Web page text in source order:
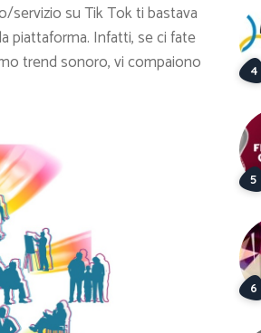
servizio su Tik Tok ti bastava
piattaforma. Infatti, se ci fate
trend sonoro, vi compaiono